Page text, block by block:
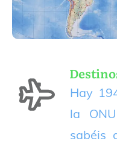
Hay
la
sabéis